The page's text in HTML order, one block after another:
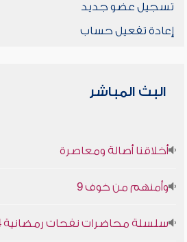
تسجيل عضو جديد
إعادة تفعيل حساب
البث المباشر
أخلاقنا أصالة ومعاصرة
وأمنهم من خوف 9
سلسلة محاضرات نفحات رمضانية 1444هـ